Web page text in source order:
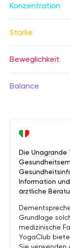
Konzentration
Stärke
Beweglichkeit
Balance
Die Unagrande
Information
ärztliche
Grundlage
medizinische
YogaClub